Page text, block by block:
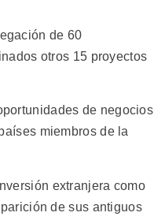
de 60
otros 15 proyectos
de negocios
miembros de la
extranjera como
de sus antiguos